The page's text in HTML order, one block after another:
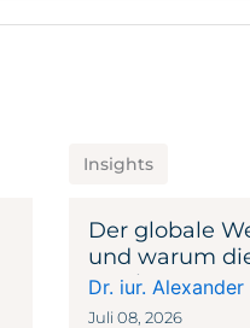
Insights
Der globale
und warum
gewinnt
Dr. iur.
Juli 08, 2026